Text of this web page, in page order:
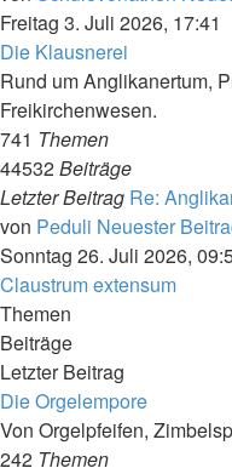
Freitag 3. Juli 2026, 17:41
Die Klausnerei
Rund um Anglikanertum,
Freikirchenwesen.
741 Themen
44532Beiträge
Letzter Beitrag Re:
von Peduli Neuester
Sonntag 26. Juli 2026,
Claustrum extensum
Themen
Beiträge
Letzter Beitrag
Die Orgelempore
Von Orgelpfeifen,
242 Themen